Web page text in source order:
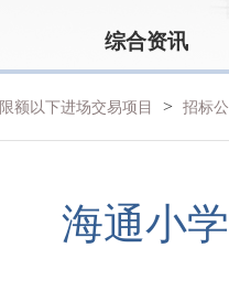
综合资讯
限额以下进场交易项目 > 招标
海通小